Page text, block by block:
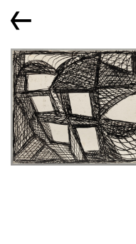
←